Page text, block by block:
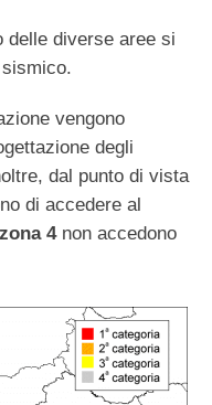
delle diverse aree si
vengono
degli
dal punto di vista
di accedere al
zona 4non accedono